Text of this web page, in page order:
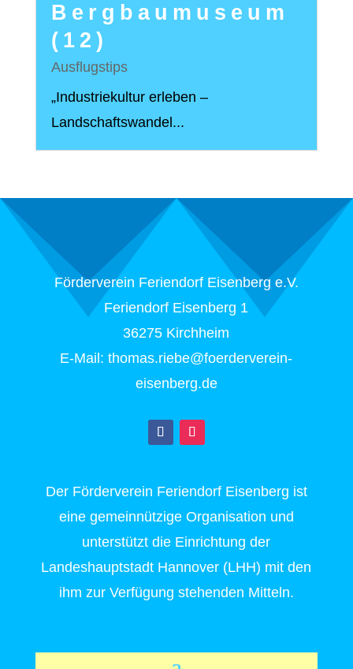
Bergbaumuseum
(12)
Ausflugstips
„Industriekultur erleben –
Landschaftswandel...
Förderverein Feriendorf Eisenberg e.V.
Feriendorf Eisenberg 1
36275 Kirchheim
E-Mail: thomas.riebe@foerderverein-
eisenberg.de
Der Förderverein Feriendorf Eisenberg ist
eine gemeinnützige Organisation und
unterstützt die Einrichtung der
Landeshauptstadt Hannover (LHH) mit den
ihm zur Verfügung stehenden Mitteln.